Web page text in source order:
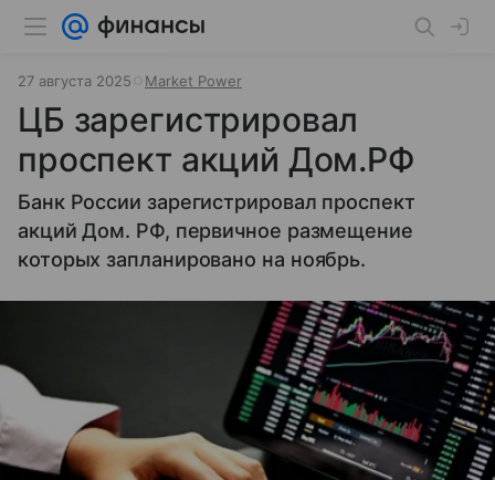
27 августа 2025 Market Power
ЦБ зарегистрировал
проспект акций Дом.РФ
Банк России зарегистрировал проспект
акций Дом. РФ, первичное размещение
которых запланировано на ноябрь.